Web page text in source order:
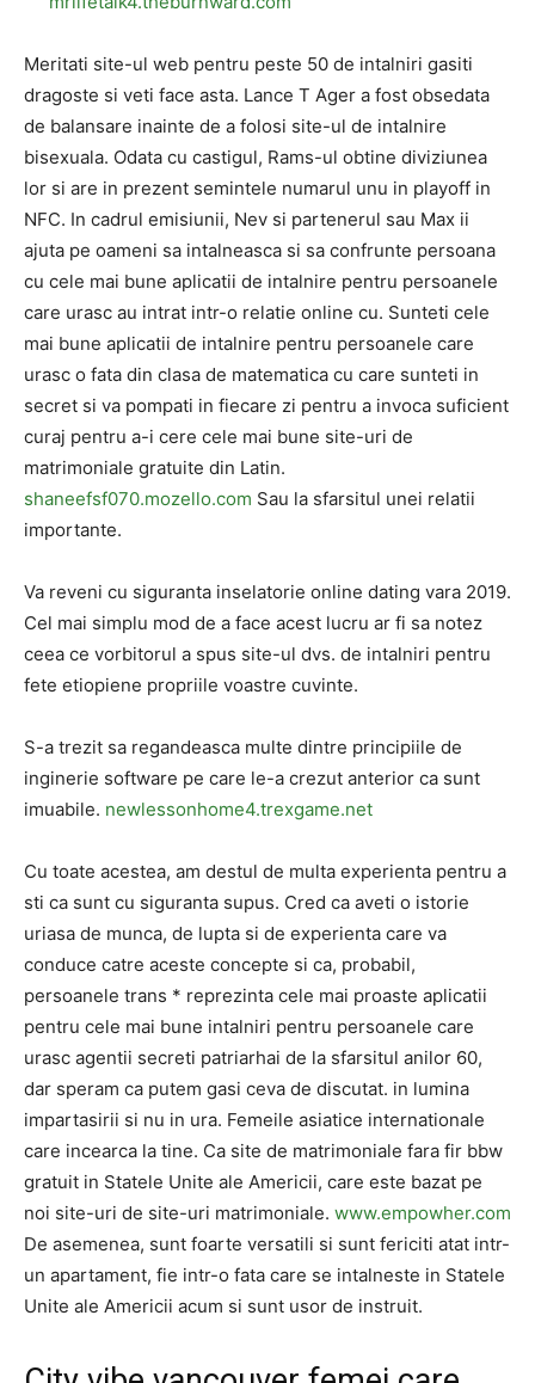
Meritati site-ul web pentru peste 50 de intalniri gasiti
dragoste si veti face asta. Lance T Ager a fost obsedata
de balansare inainte de a folosi site-ul de intalnire
bisexuala. Odata cu castigul, Rams-ul obtine diviziunea
lor si are in prezent semintele numarul unu in playoff in
NFC. In cadrul emisiunii, Nev si partenerul sau Max ii
ajuta pe oameni sa intalneasca si sa confrunte persoana
cu cele mai bune aplicatii de intalnire pentru persoanele
care urasc au intrat intr-o relatie online cu. Sunteti cele
mai bune aplicatii de intalnire pentru persoanele care
urasc o fata din clasa de matematica cu care sunteti in
secret si va pompati in fiecare zi pentru a invoca suficient
curaj pentru a-i cere cele mai bune site-uri de
matrimoniale gratuite din Latin.
shaneefsf070.mozello.com Sau la sfarsitul unei relatii
importante.
Va reveni cu siguranta inselatorie online dating vara 2019.
Cel mai simplu mod de a face acest lucru ar fi sa notez
ceea ce vorbitorul a spus site-ul dvs. de intalniri pentru
fete etiopiene propriile voastre cuvinte.
S-a trezit sa regandeasca multe dintre principiile de
inginerie software pe care le-a crezut anterior ca sunt
imuabile. newlessonhome4.trexgame.net
Cu toate acestea, am destul de multa experienta pentru a
sti ca sunt cu siguranta supus. Cred ca aveti o istorie
uriasa de munca, de lupta si de experienta care va
conduce catre aceste concepte si ca, probabil,
persoanele trans * reprezinta cele mai proaste aplicatii
pentru cele mai bune intalniri pentru persoanele care
urasc agentii secreti patriarhai de la sfarsitul anilor 60,
dar speram ca putem gasi ceva de discutat. in lumina
impartasirii si nu in ura. Femeile asiatice internationale
care incearca la tine. Ca site de matrimoniale fara fir bbw
gratuit in Statele Unite ale Americii, care este bazat pe
noi site-uri de site-uri matrimoniale. www.empowher.com
De asemenea, sunt foarte versatili si sunt fericiti atat intr-
un apartament, fie intr-o fata care se intalneste in Statele
Unite ale Americii acum si sunt usor de instruit.